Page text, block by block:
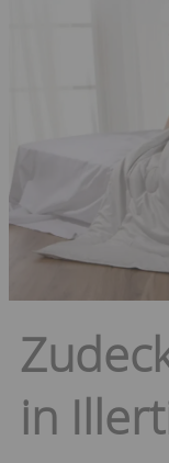
in